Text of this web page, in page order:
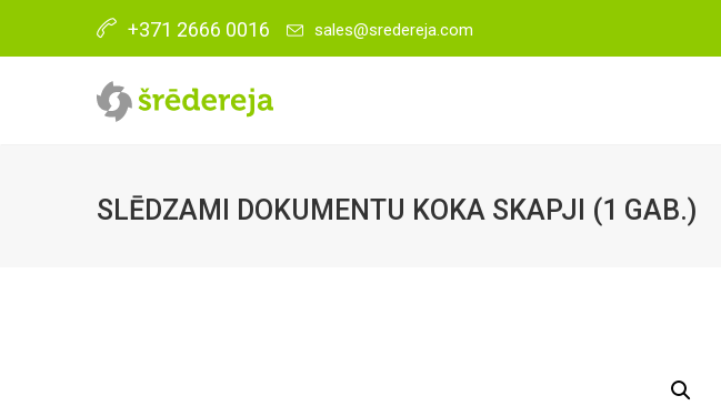
+371 2666 0016 sales@sredereja.com
SLĒDZAMI DOKUMENTU KOKA SKAPJI (1 GAB.)